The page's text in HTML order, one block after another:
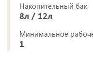
Накопительный бак
8л / 12л
Минимальное
1